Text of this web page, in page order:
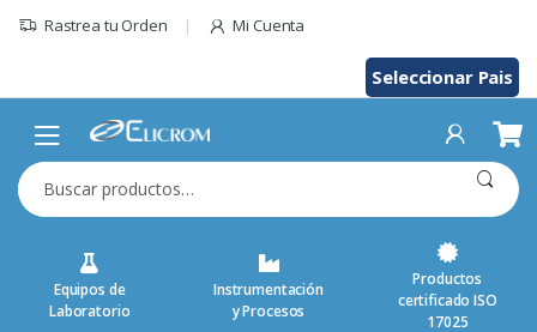
Rastrea tu Orden Mi Cuenta
Seleccionar Pais
Buscar
por:
Equipos de
Laboratorio
Instrumentación
y Procesos
Productos
certificado ISO
17025